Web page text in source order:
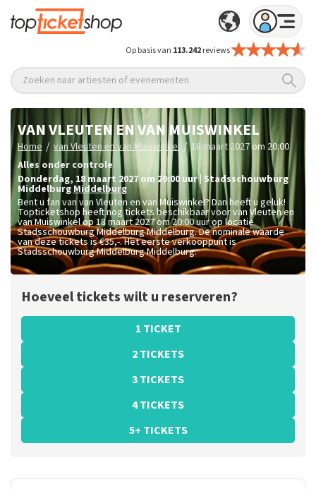
Op basis van 113.242reviews
Zoeken naar artiesten of evenementen
VAN VLEUTEN EN VAN MUISWINKEL
Home / van Vleuten en van Muiswinkel / 18 maart 2027 om 20:00
Alles onder controle
donderdag, 18 maart 2027 om 20:00 uur Stadsschouwburg
MiddelburgMiddelburg
Bent u fan van van Vleuten en van Muiswinkel? Dan heeft u geluk!
Topticketshop heeft nog tickets beschikbaar voor van Vleuten en
van Muiswinkel op 18 maart 2027 om 20:00 uur op locatie
Stadsschouwburg Middelburg Middelburg. De nominale waarde
van deze tickets is€35,-. Het eerste verkooppunt is
Stadsschouwburg Middelburg Middelburg.
Hoeveel tickets wilt u reserveren?
1 TICKET
2 TICKETS
3 TICKETS
4 TICKETS
5+ TICKETS